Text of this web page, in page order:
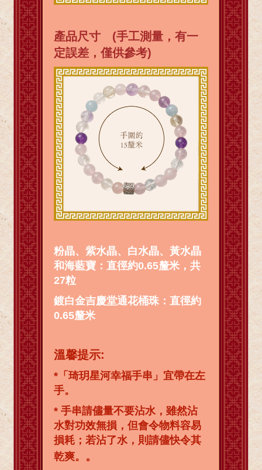
產品尺寸 (手工測量，有一
定誤差，僅供參考)
粉晶、紫水晶、白水晶、黃水晶
和海藍寶：直徑約0.65釐米，共
27粒
鍍白金吉慶堂通花桶珠：直徑約
0.65釐米
溫馨提示:
*「琦玥星河幸福手串」宜帶在左
手。
* 手串請儘量不要沾水，雖然沾
水對功效無損，但會令物料容易
損耗；若沾了水，則請儘快令其
乾爽。 。